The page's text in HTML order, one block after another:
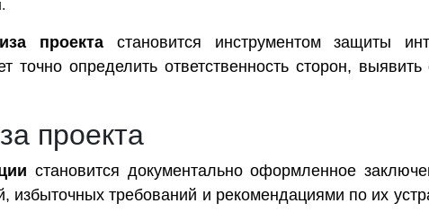
проектастановится инструментом защиты
точно определить ответственность сторон,
проекта
становится документально оформленное
избыточных требований и рекомендациями по их